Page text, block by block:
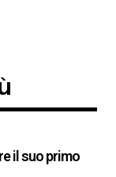
il suo primo